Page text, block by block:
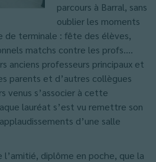
parcours à Barral, sans
oublier les moments
de terminale : fête des élèves,
matchs contre les profs….
anciens professeurs principaux et
parents et d’autres collègues
venus s’associer à cette
lauréat s’est vu remettre son
d’une salle
diplôme en poche, que la